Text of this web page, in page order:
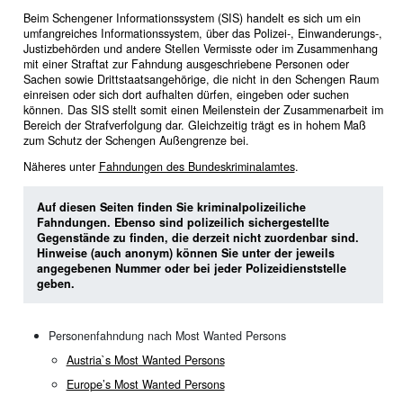
Beim Schengener Informationssystem (SIS) handelt es sich um ein
umfangreiches Informationssystem, über das Polizei-, Einwanderungs-,
Justizbehörden und andere Stellen Vermisste oder im Zusammenhang
mit einer Straftat zur Fahndung ausgeschriebene Personen oder
Sachen sowie Drittstaatsangehörige, die nicht in den Schengen Raum
einreisen oder sich dort aufhalten dürfen, eingeben oder suchen
können. Das SIS stellt somit einen Meilenstein der Zusammenarbeit im
Bereich der Strafverfolgung dar. Gleichzeitig trägt es in hohem Maß
zum Schutz der Schengen Außengrenze bei.
Näheres unter Fahndungen des Bundeskriminalamtes.
Auf diesen Seiten finden Sie kriminalpolizeiliche
Fahndungen. Ebenso sind polizeilich sichergestellte
Gegenstände zu finden, die derzeit nicht zuordenbar sind.
Hinweise (auch anonym) können Sie unter der jeweils
angegebenen Nummer oder bei jeder Polizeidienststelle
geben.
Personenfahndung nach Most Wanted Persons
Austria`s Most Wanted Persons
Europe’s Most Wanted Persons